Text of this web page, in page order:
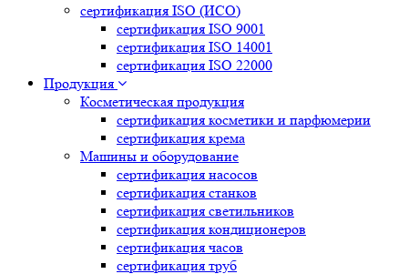
сертификация ISO (ИСО)
сертификация ISO 9001
сертификация ISO 14001
сертификация ISO 22000
Продукция
Косметическая продукция
сертификация косметики и парфюмерии
сертификация крема
Машины и оборудование
сертификация насосов
сертификация станков
сертификация светильников
сертификация кондиционеров
сертификация часов
сертификация труб